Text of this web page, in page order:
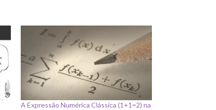
A Expressão Numérica Clássica (1+1=2) na